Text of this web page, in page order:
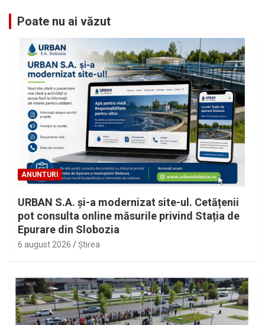
Poate nu ai văzut
ANUNTURI
URBAN S.A. și-a modernizat site-ul. Cetățenii
pot consulta online măsurile privind Stația de
Epurare din Slobozia
6 august 2026 Ştirea